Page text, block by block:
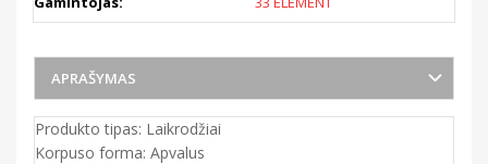
APRAŠYMAS
Produkto tipas: Laikrodžiai
Korpuso forma: Apvalus